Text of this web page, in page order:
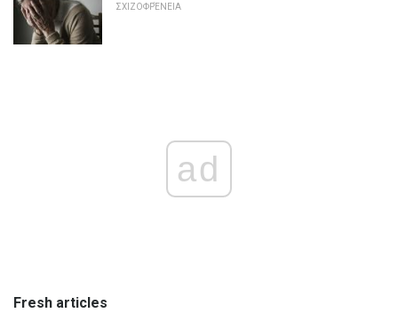
ΣΧΙΖΟΦΡΈΝΕΙΑ
ad
Fresh articles